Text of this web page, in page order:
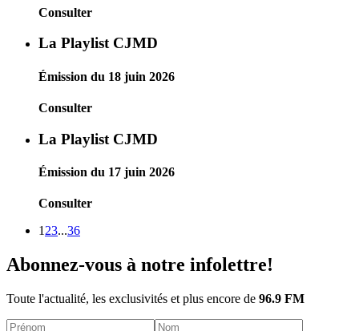
Consulter
La Playlist CJMD
Émission du 18 juin 2026
Consulter
La Playlist CJMD
Émission du 17 juin 2026
Consulter
1 23...36
Abonnez-vous à notre infolettre!
Toute l'actualité, les exclusivités et plus encore de 96.9 FM